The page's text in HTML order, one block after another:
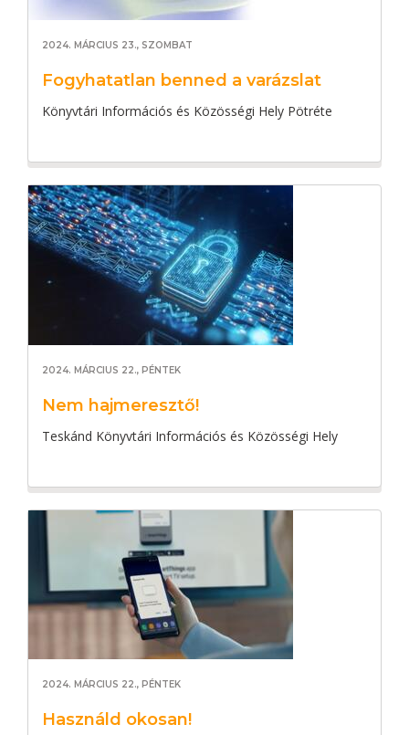
2024. MÁRCIUS 23., SZOMBAT
Fogyhatatlan benned a varázslat
Könyvtári Információs és Közösségi Hely Pötréte
2024. MÁRCIUS 22., PÉNTEK
Nem hajmeresztő!
Teskánd Könyvtári Információs és Közösségi Hely
2024. MÁRCIUS 22., PÉNTEK
Használd okosan!